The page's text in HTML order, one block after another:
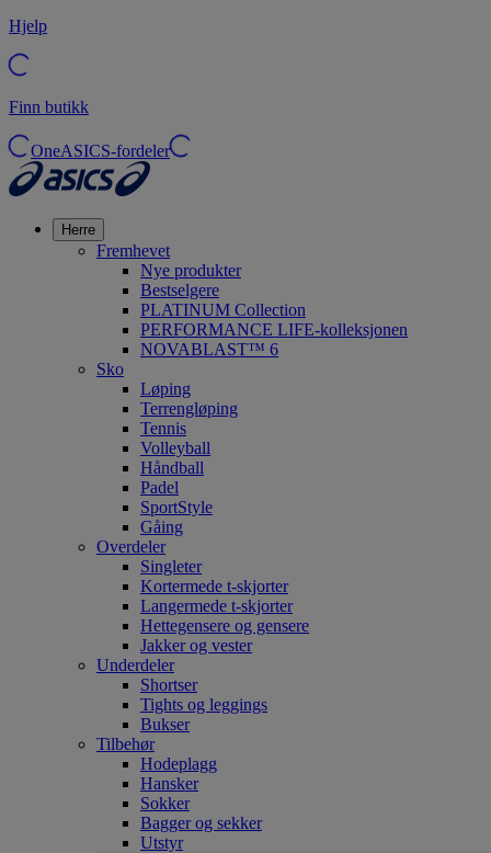
Hjelp
Finn butikk
OneASICS-fordeler
Herre
Fremhevet
Nye produkter
Bestselgere
PLATINUM Collection
PERFORMANCE LIFE-kolleksjonen
NOVABLAST™ 6
Sko
Løping
Terrengløping
Tennis
Volleyball
Håndball
Padel
SportStyle
Gåing
Overdeler
Singleter
Kortermede t-skjorter
Langermede t-skjorter
Hettegensere og gensere
Jakker og vester
Underdeler
Shortser
Tights og leggings
Bukser
Tilbehør
Hodeplagg
Hansker
Sokker
Bagger og sekker
Utstyr